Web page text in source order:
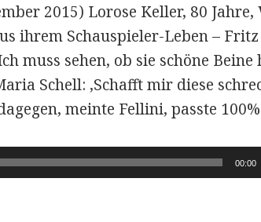
2015) Lorose Keller, 80
ihrem Schauspieler-Leben –
muss sehen, ob sie schöne Beine
Schell: ,Schafft mir diese
meinte Fellini, passte 100%
00:00